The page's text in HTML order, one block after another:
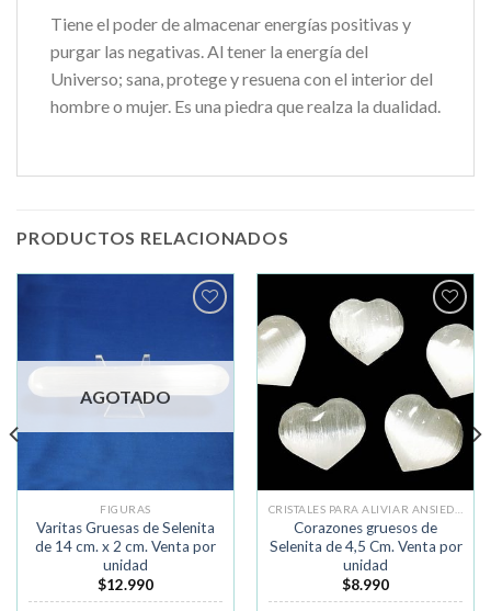
Tiene el poder de almacenar energías positivas y
purgar las negativas. Al tener la energía del
Universo; sana, protege y resuena con el interior del
hombre o mujer. Es una piedra que realza la dualidad.
PRODUCTOS RELACIONADOS
lista de
AGOTADO
FIGURAS
Varitas Gruesas de Selenita
de 14 cm. x 2 cm. Venta por
unidad
$12.990
Añadir
a la
lista de
deseos
Corazones gruesos de
Selenita de 4,5 Cm. Venta por
unidad
$8.990